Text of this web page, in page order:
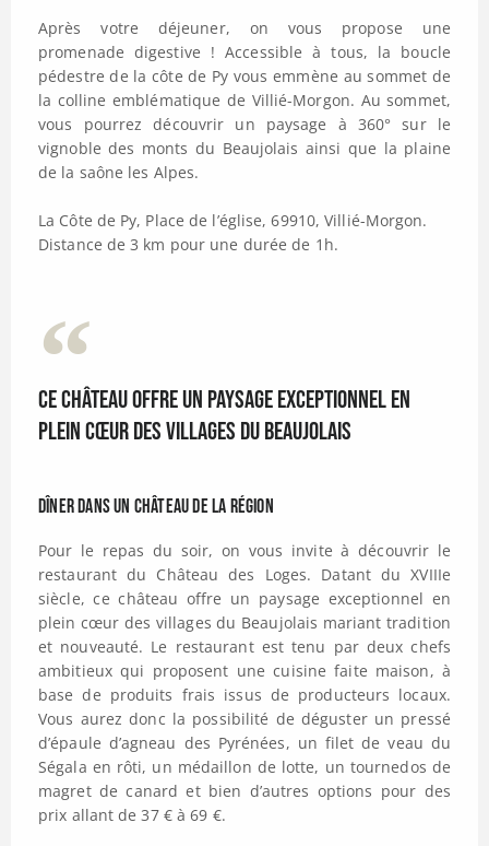
Après votre déjeuner, on vous propose une
promenade digestive ! Accessible à tous, la boucle
pédestre de la côte de Py vous emmène au sommet de
la colline emblématique de Villié-Morgon. Au sommet,
vous pourrez découvrir un paysage à 360° sur le
vignoble des monts du Beaujolais ainsi que la plaine
de la saône les Alpes.
La Côte de Py, Place de l’église, 69910, Villié-Morgon.
Distance de 3 km pour une durée de 1h.
ce château offre un paysage exceptionnel en
plein cœur des villages du Beaujolais
Dîner dans un château de la région
Pour le repas du soir, on vous invite à découvrir le
restaurant du Château des Loges. Datant du XVIIIe
siècle, ce château offre un paysage exceptionnel en
plein cœur des villages du Beaujolais mariant tradition
et nouveauté. Le restaurant est tenu par deux chefs
ambitieux qui proposent une cuisine faite maison, à
base de produits frais issus de producteurs locaux.
Vous aurez donc la possibilité de déguster un pressé
d’épaule d’agneau des Pyrénées, un filet de veau du
Ségala en rôti, un médaillon de lotte, un tournedos de
magret de canard et bien d’autres options pour des
prix allant de 37 € à 69 €.